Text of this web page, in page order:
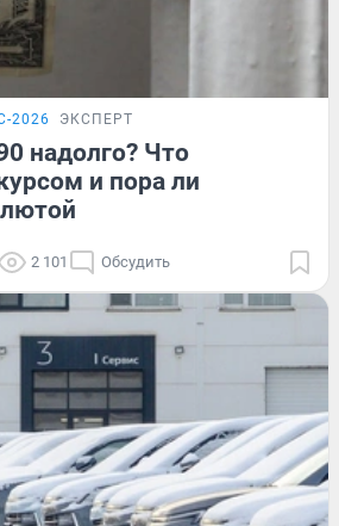
2026 ЭКСПЕРТ
надолго? Что
и пора ли
2 101 Обсудить